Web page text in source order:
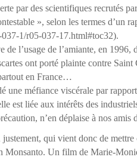
par des scientifiques recrutés
», selon les termes d’un
1/r05-037-17.html#toc32).
l’usage de l’amiante, en 1996,
ont porté plainte contre Saint
en France…
une méfiance viscérale par
est liée aux intérêts des
n’en déplaise à nos
qui vient donc de
Monsanto. Un film de Marie-